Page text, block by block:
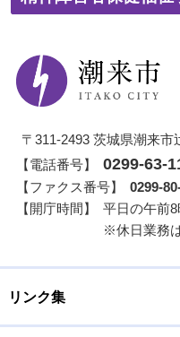
〒311-2493 茨城県潮来市
【電話番号】
0299-63-
【ファクス番号】
0299-
【開庁時間】
平日の午前
※休日業務
リンク集